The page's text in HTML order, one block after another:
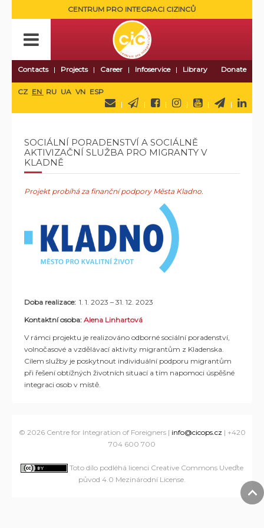
CENTRUM PRO INTEGRACI CIZINCŮ
Contacts Projects Career Infoservice Library Donate
CZ EN RU UA VN ESP
SOCIÁLNÍ PORADENSTVÍ A SOCIÁLNĚ
AKTIVIZAČNÍ SLUŽBA PRO MIGRANTY V
KLADNĚ
Projekt probíhá za finanční podpory Města Kladno.
Doba realizace: 1 . 1. 2023 – 31. 12. 2023
Kontaktní osoba: Alena Linhartová
V rámci projektu je realizováno odborné sociální poradenství,
volnočasové a vzdělávací aktivity migrantům z Kladenska.
Cílem služby je poskytnout individuální podporu migrantům
při řešení obtížných životních situací a tím napomoci úspěšné
integraci osob v místě.
© 2026 Centre for Integration of Foreigners | info@cicops.cz | +420
704 600 700
Toto dílo podléhá licenci Creative Commons Uveďte
původ 4.0 Mezinárodní License